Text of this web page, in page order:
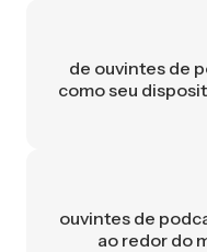
de ouvintes de
como seu
ouvintes de
ao redor do